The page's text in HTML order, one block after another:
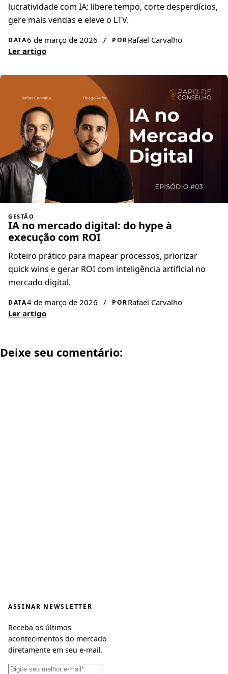
lucratividade com IA: libere tempo, corte desperdícios,
gere mais vendas e eleve o LTV.
DATA6 de março de 2026 / PORRafael Carvalho
Ler artigo
GESTÃO
IA no mercado digital: do hype à
execução com ROI
Roteiro prático para mapear processos, priorizar
quick wins e gerar ROI com inteligência artificial no
mercado digital.
DATA4 de março de 2026 / PORRafael Carvalho
Ler artigo
Deixe seu comentário:
ASSINAR NEWSLETTER
Receba os últimos
acontecimentos do mercado
diretamente em seu e-mail.